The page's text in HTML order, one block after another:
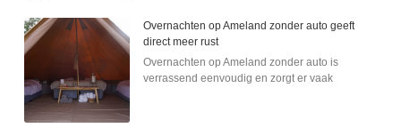
Overnachten op Ameland zonder auto geeft
direct meer rust
Overnachten op Ameland zonder auto is
verrassend eenvoudig en zorgt er vaak